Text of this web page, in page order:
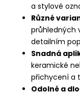
a stylové
Různé
průhledných
detailním
Snadná
keramické
přichycení a
Odolné a